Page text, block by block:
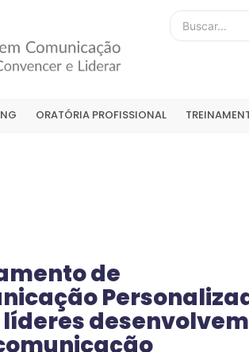
ORATÓRIA PROFISSIONAL
de
desenvolvem